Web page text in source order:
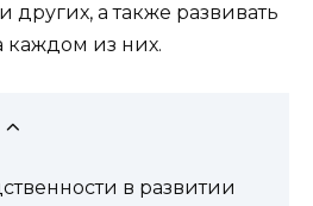
других, а также развивать
каждом из них.
в развитии